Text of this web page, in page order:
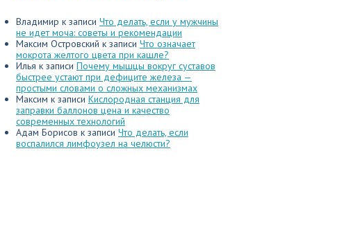
Владимир к записи Что делать, если у мужчины
не идет моча: советы и рекомендации
Максим Островский к записи Что означает
мокрота желтого цвета при кашле?
Илья к записи Почему мышцы вокруг суставов
быстрее устают при дефиците железа —
простыми словами о сложных механизмах
Максим к записи Кислородная станция для
заправки баллонов цена и качество
современных технологий
Адам Борисов к записи Что делать, если
воспалился лимфоузел на челюсти?